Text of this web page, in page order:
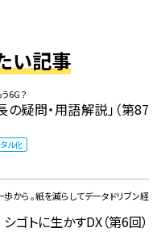
い記事
6G？
疑問・用語解説」（第87
ル化
から。紙を減らしてデータドリブン経
ゴトに生かすDX（第6回）